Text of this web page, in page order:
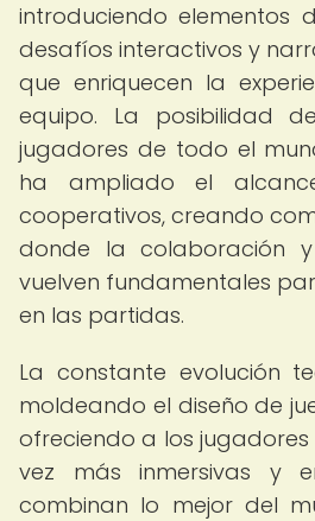
introduciendo elementos
desafíos interactivos y
que enriquecen la
equipo. La posibilidad
jugadores de todo el
ha ampliado el
cooperativos, creando
donde la colaboración
vuelven fundamentales
en las partidas.
La constante evolución
moldeando el diseño de
ofreciendo a los
vez más inmersivas y
combinan lo mejor del